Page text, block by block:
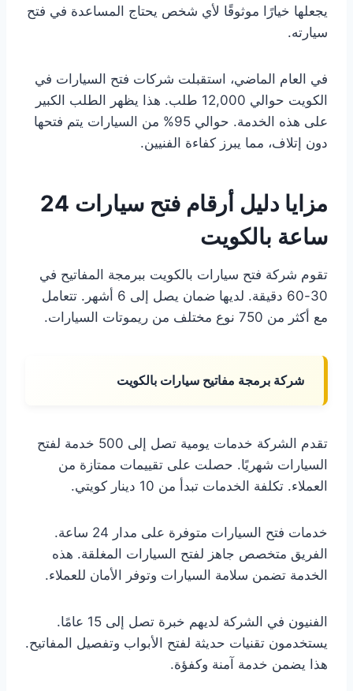
يجعلها خيارًا موثوقًا لأي شخص يحتاج المساعدة في فتح
سيارته.
في العام الماضي، استقبلت شركات فتح السيارات في
الكويت حوالي 12,000 طلب. هذا يظهر الطلب الكبير
على هذه الخدمة. حوالي 95% من السيارات يتم فتحها
دون إتلاف، مما يبرز كفاءة الفنيين.
مزايا دليل أرقام فتح سيارات 24
ساعة بالكويت
تقوم شركة فتح سيارات بالكويت ببرمجة المفاتيح في
30-60 دقيقة. لديها ضمان يصل إلى 6 أشهر. تتعامل
مع أكثر من 750 نوع مختلف من ريموتات السيارات.
شركة برمجة مفاتيح سيارات بالكويت
تقدم الشركة خدمات يومية تصل إلى 500 خدمة لفتح
السيارات شهريًا. حصلت على تقييمات ممتازة من
العملاء. تكلفة الخدمات تبدأ من 10 دينار كويتي.
خدمات فتح السيارات متوفرة على مدار 24 ساعة.
الفريق متخصص جاهز لفتح السيارات المغلقة. هذه
الخدمة تضمن سلامة السيارات وتوفر الأمان للعملاء.
الفنيون في الشركة لديهم خبرة تصل إلى 15 عامًا.
يستخدمون تقنيات حديثة لفتح الأبواب وتفصيل المفاتيح.
هذا يضمن خدمة آمنة وكفؤة.